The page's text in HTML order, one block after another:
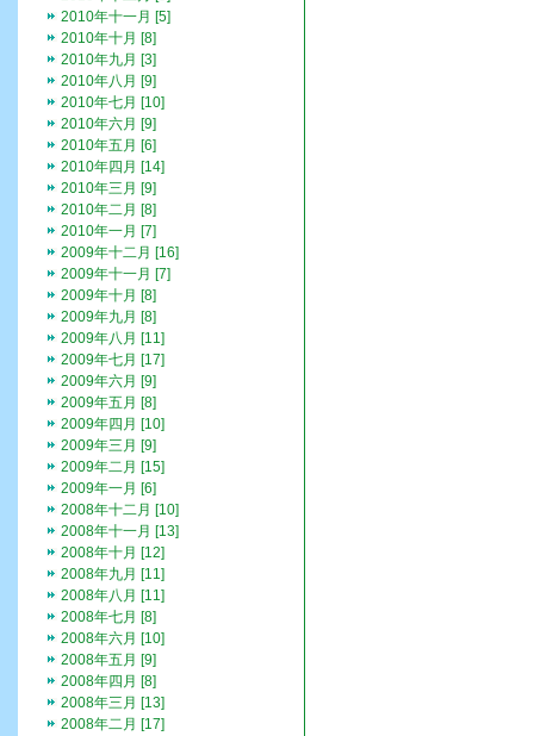
2010年十一月 [5]
2010年十月 [8]
2010年九月 [3]
2010年八月 [9]
2010年七月 [10]
2010年六月 [9]
2010年五月 [6]
2010年四月 [14]
2010年三月 [9]
2010年二月 [8]
2010年一月 [7]
2009年十二月 [16]
2009年十一月 [7]
2009年十月 [8]
2009年九月 [8]
2009年八月 [11]
2009年七月 [17]
2009年六月 [9]
2009年五月 [8]
2009年四月 [10]
2009年三月 [9]
2009年二月 [15]
2009年一月 [6]
2008年十二月 [10]
2008年十一月 [13]
2008年十月 [12]
2008年九月 [11]
2008年八月 [11]
2008年七月 [8]
2008年六月 [10]
2008年五月 [9]
2008年四月 [8]
2008年三月 [13]
2008年二月 [17]